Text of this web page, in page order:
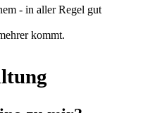
- in aller Regel gut
kommt.